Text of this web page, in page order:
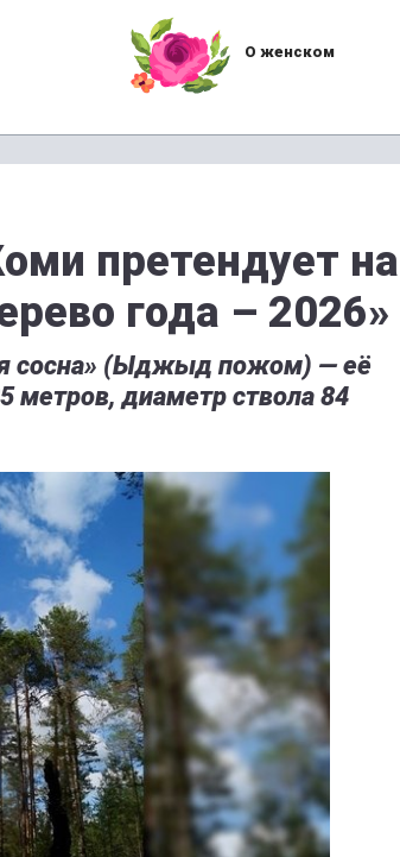
О женском
претендует на
года – 2026»
сосна» (Ыджыд пожом) — её
метров, диаметр ствола 84